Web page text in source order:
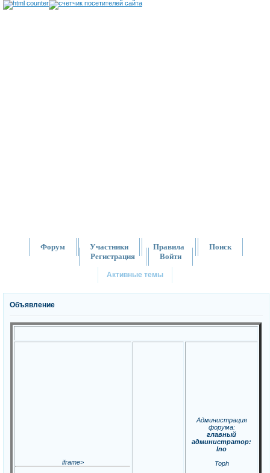
Форум Участники Правила
Поиск
Регистрация
Войти
Активные темы
Объявление
iframe>
Администрация
форума:
главный
администратор:
Ino
Toph